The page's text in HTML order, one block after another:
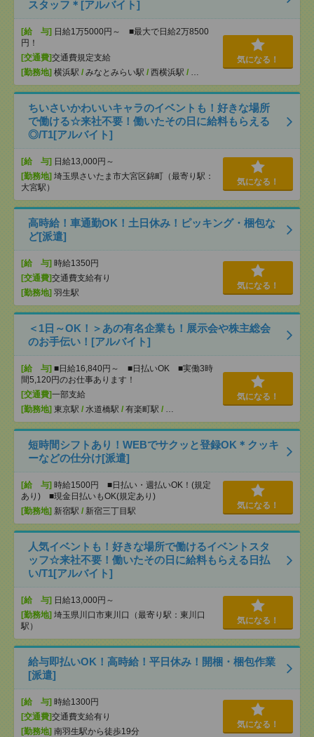
スタッフ＊[アルバイト]
[給 与] 日給1万5000円～ ■最大で日給2万8500
円！
[交通費]交通費規定支給
[勤務地] 横浜駅 / みなとみらい駅 / 西横浜駅 / …
気になる！
ちいさいかわいいキャラのイベントも！好きな場所
で働ける☆来社不要！働いたその日に給料もらえる
◎/T1[アルバイト]
[給 与] 日給13,000円～
[勤務地] 埼玉県さいたま市大宮区錦町（最寄り駅：
大宮駅）
気になる！
高時給！車通勤OK！土日休み！ピッキング・梱包な
ど[派遣]
[給 与] 時給1350円
[交通費]交通費支給有り
[勤務地] 羽生駅
気になる！
＜1日～OK！＞あの有名企業も！展示会や株主総会
のお手伝い！[アルバイト]
[給 与] ■日給16,840円～ ■日払いOK ■実働3時
間5,120円のお仕事あります！
[交通費]一部支給
[勤務地] 東京駅 / 水道橋駅 / 有楽町駅 / …
気になる！
短時間シフトあり！WEBでサクッと登録OK＊クッキ
ーなどの仕分け[派遣]
[給 与] 時給1500円 ■日払い・週払いOK！(規定
あり) ■現金日払いもOK(規定あり)
[勤務地] 新宿駅 / 新宿三丁目駅
気になる！
人気イベントも！好きな場所で働けるイベントスタ
ッフ☆来社不要！働いたその日に給料もらえる日払
い/T1[アルバイト]
[給 与] 日給13,000円～
[勤務地] 埼玉県川口市東川口（最寄り駅：東川口
駅）
気になる！
給与即払いOK！高時給！平日休み！開梱・梱包作業
[派遣]
[給 与] 時給1300円
[交通費]交通費支給有り
[勤務地] 南羽生駅から徒歩19分
気になる！